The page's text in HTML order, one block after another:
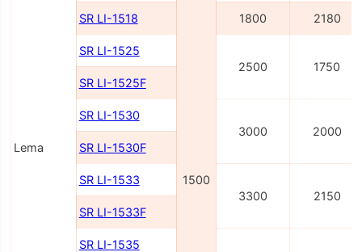
Lema
1500
SR LI-1518 1800 2180
SR LI-1525
2500
1750
SR LI-1525F
SR LI-1530
3000
2000
SR LI-1530F
SR LI-1533
3300
2150
SR LI-1533F
SR LI-1535